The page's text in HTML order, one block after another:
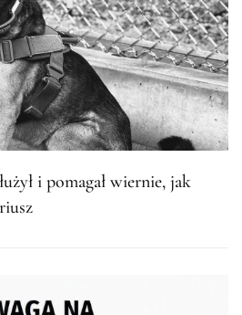
i pomagał wiernie, jak